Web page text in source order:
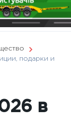
подарки и
в